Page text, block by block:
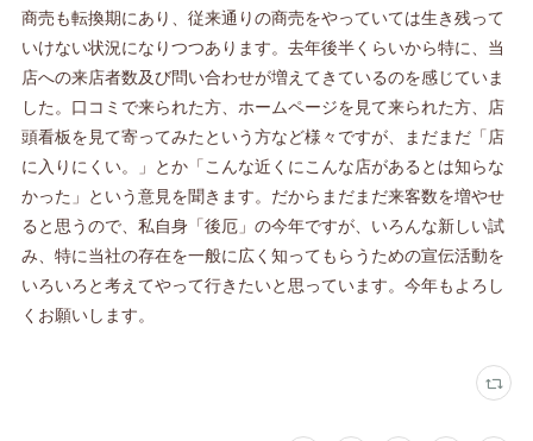
商売も転換期にあり、従来通りの商売をやっていては生き残って
いけない状況になりつつあります。去年後半くらいから特に、当
店への来店者数及び問い合わせが増えてきているのを感じていま
した。口コミで来られた方、ホームページを見て来られた方、店
頭看板を見て寄ってみたという方など様々ですが、まだまだ「店
に入りにくい。」とか「こんな近くにこんな店があるとは知らな
かった」という意見を聞きます。だからまだまだ来客数を増やせ
ると思うので、私自身「後厄」の今年ですが、いろんな新しい試
み、特に当社の存在を一般に広く知ってもらうための宣伝活動を
いろいろと考えてやって行きたいと思っています。今年もよろし
くお願いします。